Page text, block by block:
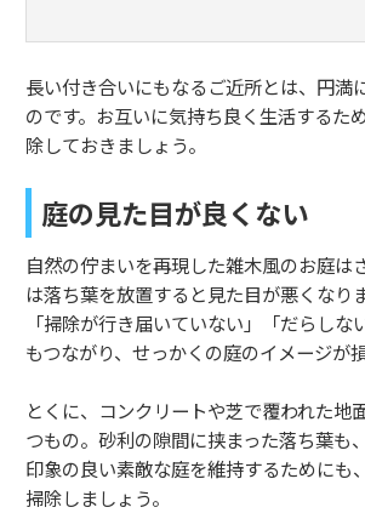
長い付き合いにもなるご近所とは、円満
のです。お互いに気持ち良く生活するた
除しておきましょう。
庭の見た目が良くない
自然の佇まいを再現した雑木風のお庭は
は落ち葉を放置すると見た目が悪くなりま
「掃除が行き届いていない」「だらしな
もつながり、せっかくの庭のイメージが
とくに、コンクリートや芝で覆われた地
つもの。砂利の隙間に挟まった落ち葉も
印象の良い素敵な庭を維持するためにも
掃除しましょう。